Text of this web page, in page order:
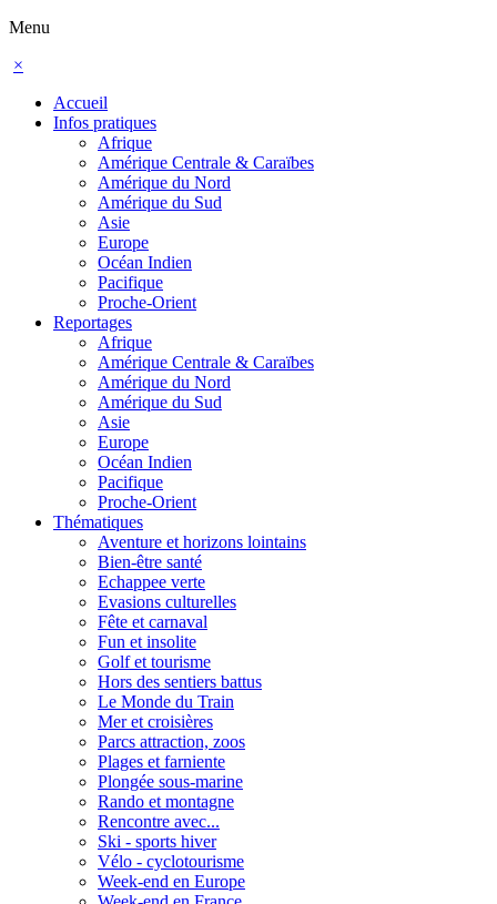
Menu
×
Accueil
Infos pratiques
Afrique
Amérique Centrale & Caraïbes
Amérique du Nord
Amérique du Sud
Asie
Europe
Océan Indien
Pacifique
Proche-Orient
Reportages
Afrique
Amérique Centrale & Caraïbes
Amérique du Nord
Amérique du Sud
Asie
Europe
Océan Indien
Pacifique
Proche-Orient
Thématiques
Aventure et horizons lointains
Bien-être santé
Echappee verte
Evasions culturelles
Fête et carnaval
Fun et insolite
Golf et tourisme
Hors des sentiers battus
Le Monde du Train
Mer et croisières
Parcs attraction, zoos
Plages et farniente
Plongée sous-marine
Rando et montagne
Rencontre avec...
Ski - sports hiver
Vélo - cyclotourisme
Week-end en Europe